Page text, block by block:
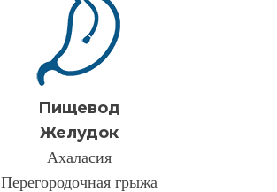
Пищевод
Желудок
Ахаласия
Перегородочная грыжа